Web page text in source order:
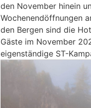
den November hinein
Wochenendöffnungen
den Bergen sind die
Gäste im November
eigenständige ST-